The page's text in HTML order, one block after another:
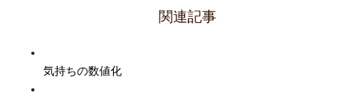
関連記事
気持ちの数値化